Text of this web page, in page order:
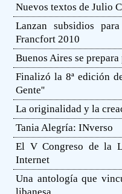
Nuevos textos de Julio
Lanzan subsidios
Francfort 2010
Buenos Aires se
Finalizó la 8ª edición
Gente''
La originalidad y la
Tania Alegría: INverso
El V Congreso de la
Internet
Una antología que